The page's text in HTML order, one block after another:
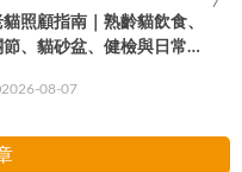
貓照顧指南｜熟齡貓飲食、
節、貓砂盆、健檢與日常照
2026-08-07